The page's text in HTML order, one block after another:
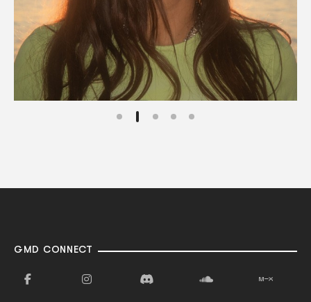
GMD CONNECT